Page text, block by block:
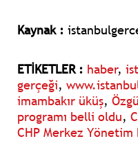
Kaynak :
ETİKETLER : haber,
gerçeği,
imambakır üküş,
programı belli oldu,
CHP Merkez Yönetim